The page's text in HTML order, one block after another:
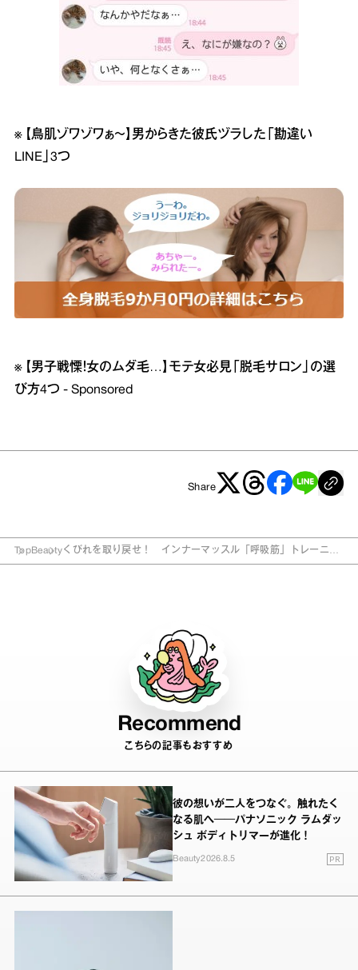
※ 【鳥肌ゾワゾワぁ～】男からきた彼氏ヅラした「勘違い
LINE」3つ
※ 【男子戦慄！女のムダ毛…】モテ女必見「脱毛サロン」の選
び方4つ - Sponsored
Share
TopBeautyくびれを取り戻せ！ インナーマッスル「呼吸筋」トレーニン
Recommend
こちらの記事もおすすめ
彼の想いが二人をつなぐ。触れたく
なる肌へ──パナソニック ラムダッ
シュ ボディトリマーが進化！
Beauty2026.8.5 PR